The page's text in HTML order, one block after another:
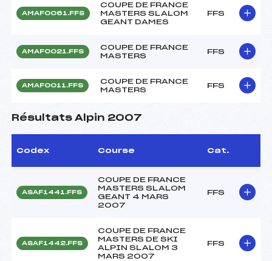
AMAF0061.FFS
COUPE DE FRANCE
MASTERS SLALOM
GEANT DAMES
FFS
AMAF0021.FFS
COUPE DE FRANCE
MASTERS
FFS
AMAF0011.FFS
COUPE DE FRANCE
MASTERS
FFS
Résultats Alpin 2007
Codex Course Cat.
ASAF1441.FFS
COUPE DE FRANCE
MASTERS SLALOM
GEANT 4 MARS
2007
FFS
ASAF1442.FFS
COUPE DE FRANCE
MASTERS DE SKI
ALPIN SLALOM 3
MARS 2007
FFS